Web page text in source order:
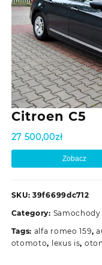
Citroen C5
27 500,00zł
Zobacz
SKU: 39f6699dc712
Category:
Tags: alfa romeo 159,
otomoto, lexus is,